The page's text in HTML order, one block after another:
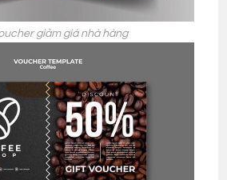
giảm giá nhà hàng